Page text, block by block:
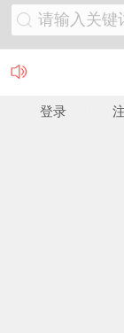
请输入关键
登录